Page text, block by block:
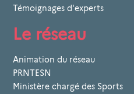
Témoignages d'experts
Le réseau
Animation du réseau
PRNTESN
Ministère chargé des Sports